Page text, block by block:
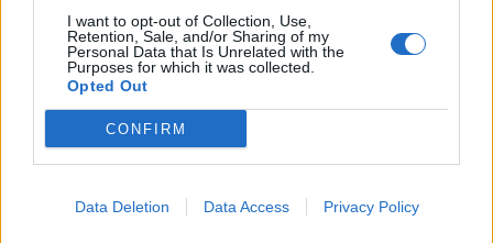
I want to opt-out of Collection, Use,
Retention, Sale, and/or Sharing of my
Personal Data that Is Unrelated with the
Purposes for which it was collected.
Opted Out
CONFIRM
Data Deletion Data Access Privacy Policy
μηνών με αναστολή.
Δείτε όλες τις ειδήσεις από τη Σπάρτη εδώ:
Σπάρτη: Ειδήσεις σήμερα – Συνεχής
ενημέρωση
μάθετε πρώτοιόλες τις ειδήσεις